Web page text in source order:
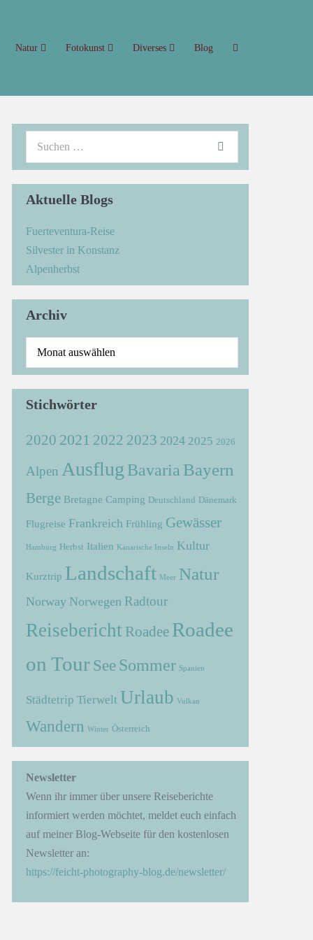
Natur Fotokunst Diverses Blog
Aktuelle Blogs
Fuerteventura-Reise
Silvester in Konstanz
Alpenherbst
Archiv
Stichwörter
2020 2021 2022 2023 2024 2025 2026
Alpen Ausflug Bavaria Bayern
Berge Bretagne Camping Deutschland Dänemark
Flugreise Frankreich Frühling Gewässer
Hamburg Herbst Italien Kanarische Inseln Kultur
Kurztrip Landschaft Meer Natur
Norway Norwegen Radtour
Reisebericht Roadee Roadee
on Tour See Sommer Spanien
Städtetrip Tierwelt Urlaub Vulkan
Wandern Winter Österreich
Newsletter
Wenn ihr immer über unsere Reiseberichte
informiert werden möchtet, meldet euch einfach
auf meiner Blog-Webseite für den kostenlosen
Newsletter an:
https://feicht-photography-blog.de/newsletter/